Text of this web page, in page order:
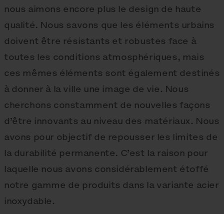
nous aimons encore plus le design de haute
qualité. Nous savons que les éléments urbains
doivent être résistants et robustes face à
toutes les conditions atmosphériques, mais
ces mêmes éléments sont également destinés
à donner à la ville une image de vie. Nous
cherchons constamment de nouvelles façons
d’être innovants au niveau des matériaux. Nous
avons pour objectif de repousser les limites de
la durabilité permanente. C’est la raison pour
laquelle nous avons considérablement étoffé
notre gamme de produits dans la variante acier
inoxydable.